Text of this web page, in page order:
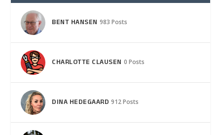
BENT HANSEN 983 Posts
CHARLOTTE CLAUSEN 0 Posts
DINA HEDEGAARD 912 Posts